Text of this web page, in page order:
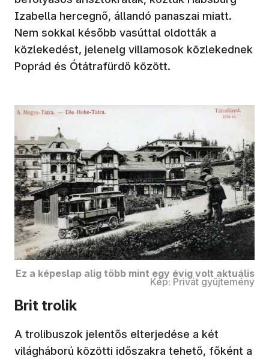
Izabella hercegnő, állandó panaszai miatt.
Nem sokkal később vasúttal oldották a
közlekedést, jelenelg villamosok közlekednek
Poprád és Ótátrafürdő között.
Ez a képeslap alig több mint egy évig volt aktuális
Kép: Privát gyűjtemény
Brit trolik
A trolibuszok jelentős elterjedése a két
világháború közötti időszakra tehető, főként a